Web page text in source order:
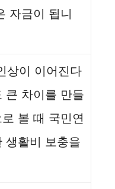
자금이 됩니
상이 이어진다
큰 차이를 만들
볼 때 국민연
생활비 보충을